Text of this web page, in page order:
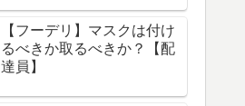
【フーデリ】マスクは付け
るべきか取るべきか？【配
達員】